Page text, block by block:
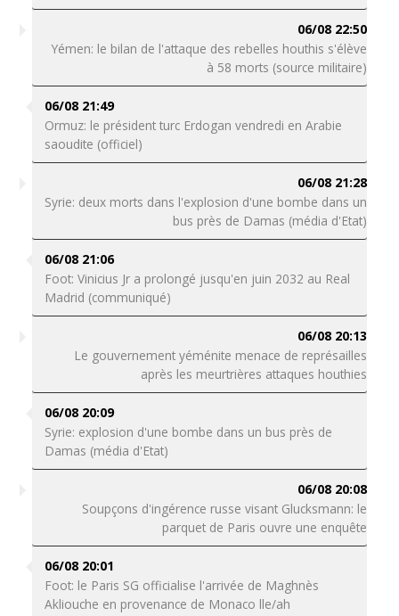
06/08 22:50
Yémen: le bilan de l'attaque des rebelles houthis s'élève
à 58 morts (source militaire)
06/08 21:49
Ormuz: le président turc Erdogan vendredi en Arabie
saoudite (officiel)
06/08 21:28
Syrie: deux morts dans l'explosion d'une bombe dans un
bus près de Damas (média d'Etat)
06/08 21:06
Foot: Vinicius Jr a prolongé jusqu'en juin 2032 au Real
Madrid (communiqué)
06/08 20:13
Le gouvernement yéménite menace de représailles
après les meurtrières attaques houthies
06/08 20:09
Syrie: explosion d'une bombe dans un bus près de
Damas (média d'Etat)
06/08 20:08
Soupçons d'ingérence russe visant Glucksmann: le
parquet de Paris ouvre une enquête
06/08 20:01
Foot: le Paris SG officialise l'arrivée de Maghnès
Akliouche en provenance de Monaco lle/ah